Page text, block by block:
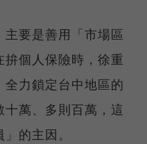
要是善用「市場區
個人保險時，徐重
力鎖定台中地區的
萬、多則百萬，這
的主因。